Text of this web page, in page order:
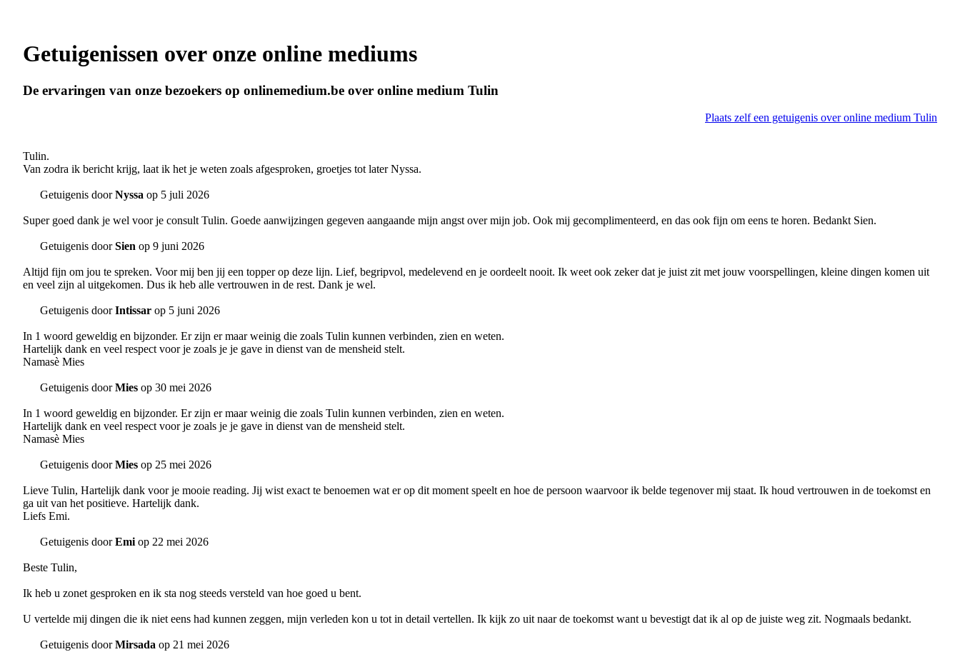
Getuigenissen over onze online mediums
De ervaringen van onze bezoekers op onlinemedium.be over online medium Tulin
Plaats zelf een getuigenis over online medium Tulin
Tulin.
Van zodra ik bericht krijg, laat ik het je weten zoals afgesproken, groetjes tot later Nyssa.
Getuigenis doorNyssa op 5 juli 2026
Super goed dank je wel voor je consult Tulin. Goede aanwijzingen gegeven aangaande mijn angst over mijn job. Ook mij gecomplimenteerd, en das ook fijn om eens te horen. Bedankt Sien.
Getuigenis doorSien op 9 juni 2026
Altijd fijn om jou te spreken. Voor mij ben jij een topper op deze lijn. Lief, begripvol, medelevend en je oordeelt nooit. Ik weet ook zeker dat je juist zit met jouw voorspellingen, kleine dingen komen uit
en veel zijn al uitgekomen. Dus ik heb alle vertrouwen in de rest. Dank je wel.
Getuigenis doorIntissar op 5 juni 2026
In 1 woord geweldig en bijzonder. Er zijn er maar weinig die zoals Tulin kunnen verbinden, zien en weten.
Hartelijk dank en veel respect voor je zoals je je gave in dienst van de mensheid stelt.
Namasè Mies
Getuigenis doorMies op 30 mei 2026
In 1 woord geweldig en bijzonder. Er zijn er maar weinig die zoals Tulin kunnen verbinden, zien en weten.
Hartelijk dank en veel respect voor je zoals je je gave in dienst van de mensheid stelt.
Namasè Mies
Getuigenis doorMies op 25 mei 2026
Lieve Tulin, Hartelijk dank voor je mooie reading. Jij wist exact te benoemen wat er op dit moment speelt en hoe de persoon waarvoor ik belde tegenover mij staat. Ik houd vertrouwen in de toekomst en
ga uit van het positieve. Hartelijk dank.
Liefs Emi.
Getuigenis doorEmi op 22 mei 2026
Beste Tulin,
Ik heb u zonet gesproken en ik sta nog steeds versteld van hoe goed u bent.
U vertelde mij dingen die ik niet eens had kunnen zeggen, mijn verleden kon u tot in detail vertellen. Ik kijk zo uit naar de toekomst want u bevestigt dat ik al op de juiste weg zit. Nogmaals bedankt.
Getuigenis doorMirsada op 21 mei 2026